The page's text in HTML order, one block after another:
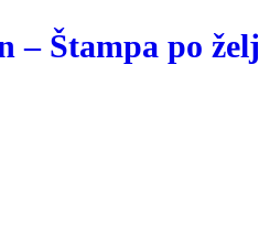
– Štampa po želj